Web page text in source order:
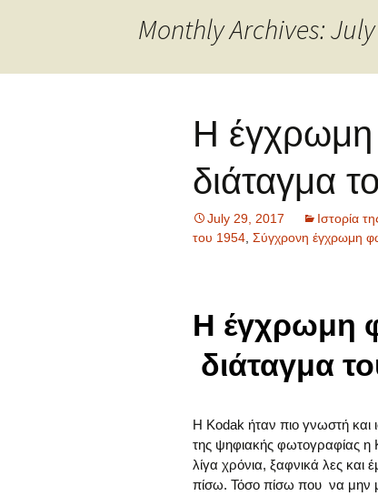
Ποιήματα και
Φωτογραφία
Monthly Archives:
Η έγχρωμη
διάταγμα
July 29, 2017 Ιστορία
του 1954 Σύγχρονη έγχρωμη
Η έγχρωμη
διάταγμα
Η Kodak ήταν πιο γνωστή και
της ψηφιακής φωτογραφίας η
λίγα χρόνια, ξαφνικά λες και
πίσω. Τόσο πίσω που να μην